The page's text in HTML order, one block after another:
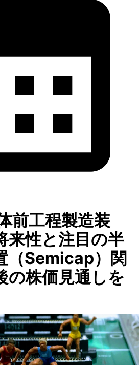
前工程製造装
来性と注目の半
（Semicap）関
の株価見通しを